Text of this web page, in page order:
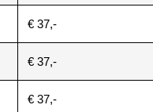
€ 37,-
€ 37,-
€ 37,-